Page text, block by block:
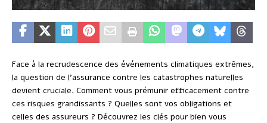
Face à la recrudescence des événements climatiques extrêmes,
la question de l’assurance contre les catastrophes naturelles
devient cruciale. Comment vous prémunir efficacement contre
ces risques grandissants ? Quelles sont vos obligations et
celles des assureurs ? Découvrez les clés pour bien vous